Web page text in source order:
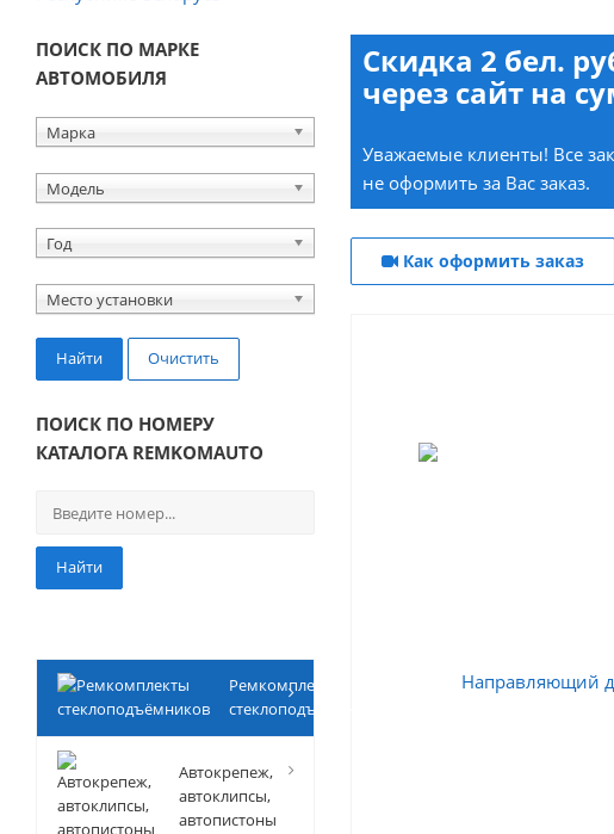
ПОИСК ПО МАРКЕ
АВТОМОБИЛЯ
Марка
Модель
Год
Место установки
Найти Очистить
ПОИСК ПО НОМЕРУ
КАТАЛОГА REMKOMAUTO
Найти
Ремкомплекты
стеклоподъёмников
Автокрепеж,
автоклипсы,
автопистоны
Скидка 2 бел.
через сайт на
Уважаемые клиенты! Все
не оформить за Вас заказ.
Как оформить заказ